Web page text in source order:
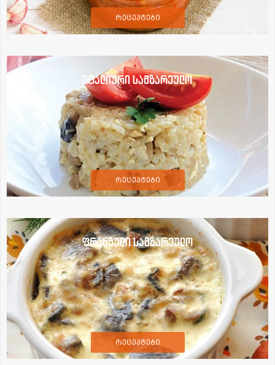
რეცეპტები
იტალიური სამზარეულო
რეცეპტები
ფრანგული სამზარეულო
რეცეპტები